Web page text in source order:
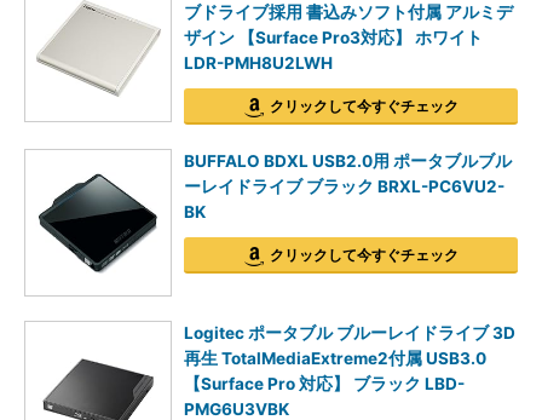
ブドライブ採用 書込みソフト付属 アルミデ
ザイン 【Surface Pro3対応】 ホワイト
LDR-PMH8U2LWH
クリックして今すぐチェック
BUFFALO BDXL USB2.0用 ポータブルブル
ーレイドライブ ブラック BRXL-PC6VU2-
BK
クリックして今すぐチェック
Logitec ポータブル ブルーレイドライブ 3D
再生 TotalMediaExtreme2付属 USB3.0
【Surface Pro 対応】 ブラック LBD-
PMG6U3VBK